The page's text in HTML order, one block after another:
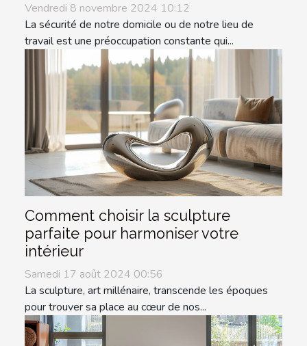
Vendredi 8 novembre 2024 10:12
La sécurité de notre domicile ou de notre lieu de
travail est une préoccupation constante qui...
Comment choisir la sculpture
parfaite pour harmoniser votre
intérieur
Samedi 17 août 2024 00:56
La sculpture, art millénaire, transcende les époques
pour trouver sa place au cœur de nos...